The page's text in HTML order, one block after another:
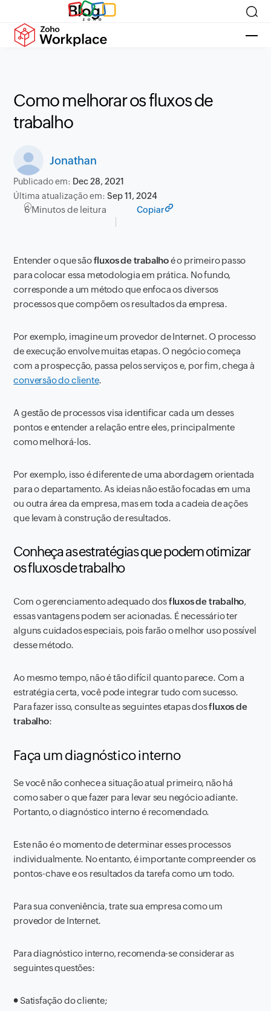
Blog
Como melhorar os fluxos de
trabalho
Jonathan
Publicado em: Dec 28, 2021
Última atualização em:Sep 11, 2024
6 Minutos de leitura Copiar
Entender o que sãofluxos de trabalhoé o primeiro passo
para colocar essa metodologia em prática. No fundo,
corresponde a um método que enfoca os diversos
processos que compõem os resultados da empresa.
Por exemplo, imagine um provedor de Internet. O processo
de execução envolve muitas etapas. O negócio começa
com a prospecção, passa pelos serviços e, por fim, chega à
conversão do cliente.
A gestão de processos visa identificar cada um desses
pontos e entender a relação entre eles, principalmente
como melhorá-los.
Por exemplo, isso é diferente de uma abordagem orientada
para o departamento. As ideias não estão focadas em uma
ou outra área da empresa, mas em toda a cadeia de ações
que levam à construção de resultados.
Conheça as estratégias que podem otimizar
os fluxos de trabalho
Com o gerenciamento adequado dosfluxos de trabalho,
essas vantagens podem ser acionadas. É necessário ter
alguns cuidados especiais, pois farão o melhor uso possível
desse método.
Ao mesmo tempo, não é tão difícil quanto parece. Com a
estratégia certa, você pode integrar tudo com sucesso.
Para fazer isso, consulte as seguintes etapas dosfluxos de
trabalho:
Faça um diagnóstico interno
Se você não conhece a situação atual primeiro, não há
como saber o que fazer para levar seu negócio adiante.
Portanto, o diagnóstico interno é recomendado.
Este não é o momento de determinar esses processos
individualmente. No entanto, é importante compreender os
pontos-chave e os resultados da tarefa como um todo.
Para sua conveniência, trate sua empresa como um
provedor de Internet.
Para diagnóstico interno, recomenda-se considerar as
seguintes questões:
● Satisfação do cliente;